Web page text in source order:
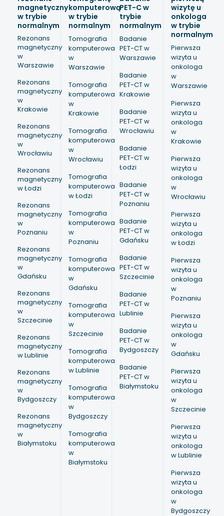
magnetyczny
w trybie
normalnym
Rezonans
magnetyczny
w
Warszawie
Rezonans
magnetyczny
w
Krakowie
Rezonans
magnetyczny
w
Wrocławiu
Rezonans
magnetyczny
w Łodzi
Rezonans
magnetyczny
w
Poznaniu
Rezonans
magnetyczny
w
Gdańsku
Rezonans
magnetyczny
w
Szczecinie
Rezonans
magnetyczny
w Lublinie
Rezonans
magnetyczny
w
Bydgoszczy
Rezonans
magnetyczny
w
Białymstoku
komputerową
w trybie
normalnym
Tomografia
komputerowa
w
Warszawie
Tomografia
komputerowa
w
Krakowie
Tomografia
komputerowa
w
Wrocławiu
Tomografia
komputerowa
w Łodzi
Tomografia
komputerowa
w
Poznaniu
Tomografia
komputerowa
w
Gdańsku
Tomografia
komputerowa
w
Szczecinie
Tomografia
komputerowa
w Lublinie
Tomografia
komputerowa
w
Bydgoszczy
Tomografia
komputerowa
w
Białymstoku
PET-C w
trybie
normalnym
Badanie
PET-CT w
Warszawie
Badanie
PET-CT w
Krakowie
Badanie
PET-CT w
Wrocławiu
Badanie
PET-CT w
Łodzi
Badanie
PET-CT w
Poznaniu
Badanie
PET-CT w
Gdańsku
Badanie
PET-CT w
Szczecinie
Badanie
PET-CT w
Lublinie
Badanie
PET-CT w
Bydgoszczy
Badanie
PET-CT w
Białymstoku
wizytę u
onkologa
w trybie
normalnym
Pierwsza
wizyta u
onkologa
w
Warszawie
Pierwsza
wizyta u
onkologa
w
Krakowie
Pierwsza
wizyta u
onkologa
w
Wrocławiu
Pierwsza
wizyta u
onkologa
w Łodzi
Pierwsza
wizyta u
onkologa
w
Poznaniu
Pierwsza
wizyta u
onkologa
w
Gdańsku
Pierwsza
wizyta u
onkologa
w
Szczecinie
Pierwsza
wizyta u
onkologa
w Lublinie
Pierwsza
wizyta u
onkologa
w
Bydgoszczy